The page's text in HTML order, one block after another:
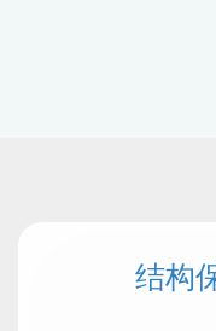
结构